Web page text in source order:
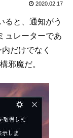
2020.02.17
ると、通知がう
ュレーターであ
だけでなく
邪魔だ。